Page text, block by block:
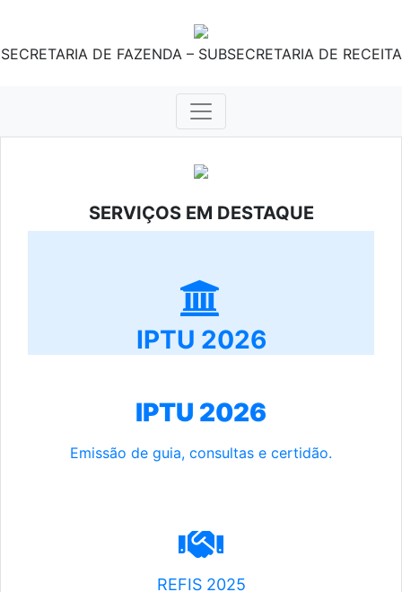
SECRETARIA DE FAZENDA – SUBSECRETARIA DE RECEITA
SERVIÇOS EM DESTAQUE
IPTU 2026
IPTU 2026
Emissão de guia, consultas e certidão.
REFIS 2025